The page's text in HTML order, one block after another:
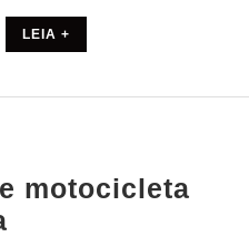
LEIA +
motocicleta